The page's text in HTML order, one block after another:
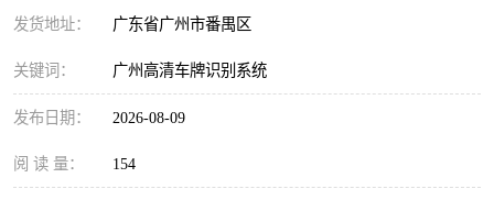
发货地址： 广东省广州市番禺区
关键词： 广州高清车牌识别系统
发布日期： 2026-08-09
阅 读 量： 154